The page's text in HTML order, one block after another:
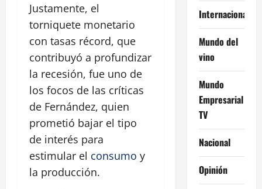
Justamente, el
torniquete monetario
con tasas récord, que
contribuyó a profundizar
la recesión, fue uno de
los focos de las críticas
de Fernández, quien
prometió bajar el tipo
de interés para
estimular el consumo y
la producción.
Internacional
Mundo del
vino
Mundo
Empresarial
TV
Nacional
Opinión